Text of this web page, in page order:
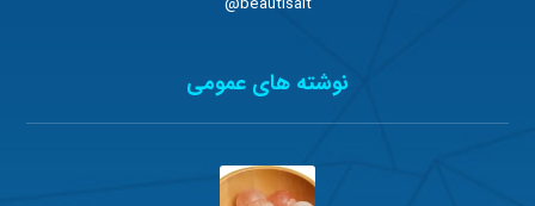
نوشته های عمومی